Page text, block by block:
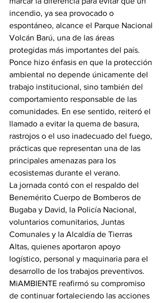
incendio, ya sea provocado o
espontáneo, alcance el Parque Nacional
Volcán Barú, una de las áreas
protegidas más importantes del país.
Ponce hizo énfasis en que la protección
ambiental no depende únicamente del
trabajo institucional, sino también del
comportamiento responsable de las
comunidades. En ese sentido, reiteró el
llamado a evitar la quema de basura,
rastrojos o el uso inadecuado del fuego,
prácticas que representan una de las
principales amenazas para los
ecosistemas durante el verano.
La jornada contó con el respaldo del
Benemérito Cuerpo de Bomberos de
Bugaba y David, la Policía Nacional,
voluntarios comunitarios, Juntas
Comunales y la Alcaldía de Tierras
Altas, quienes aportaron apoyo
logístico, personal y maquinaria para el
desarrollo de los trabajos preventivos.
MiAMBIENTE reafirmó su compromiso
de continuar fortaleciendo las acciones